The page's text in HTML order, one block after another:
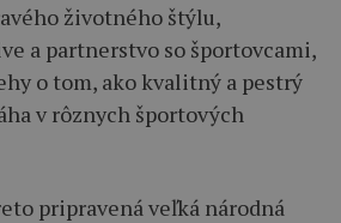
životného štýlu,
a partnerstvo so športovcami,
o tom, ako kvalitný a pestrý
v rôznych športových
pripravená veľká národná